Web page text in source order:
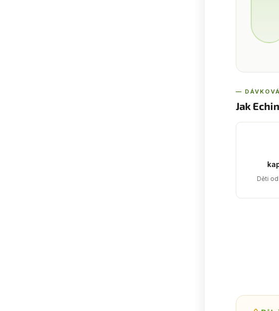
—
Jak
Děti